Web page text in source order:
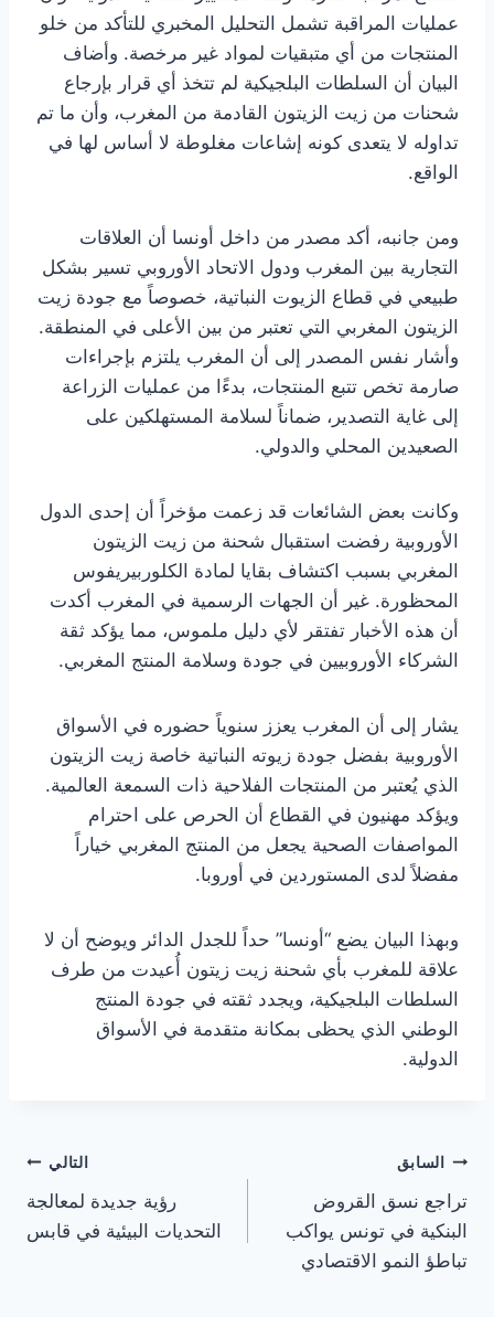
عمليات المراقبة تشمل التحليل المخبري للتأكد من خلو
المنتجات من أي متبقيات لمواد غير مرخصة. وأضاف
البيان أن السلطات البلجيكية لم تتخذ أي قرار بإرجاع
شحنات من زيت الزيتون القادمة من المغرب، وأن ما تم
تداوله لا يتعدى كونه إشاعات مغلوطة لا أساس لها في
الواقع.
ومن جانبه، أكد مصدر من داخل أونسا أن العلاقات
التجارية بين المغرب ودول الاتحاد الأوروبي تسير بشكل
طبيعي في قطاع الزيوت النباتية، خصوصاً مع جودة زيت
الزيتون المغربي التي تعتبر من بين الأعلى في المنطقة.
وأشار نفس المصدر إلى أن المغرب يلتزم بإجراءات
صارمة تخص تتبع المنتجات، بدءًا من عمليات الزراعة
إلى غاية التصدير، ضماناً لسلامة المستهلكين على
الصعيدين المحلي والدولي.
وكانت بعض الشائعات قد زعمت مؤخراً أن إحدى الدول
الأوروبية رفضت استقبال شحنة من زيت الزيتون
المغربي بسبب اكتشاف بقايا لمادة الكلوربيريفوس
المحظورة. غير أن الجهات الرسمية في المغرب أكدت
أن هذه الأخبار تفتقر لأي دليل ملموس، مما يؤكد ثقة
الشركاء الأوروبيين في جودة وسلامة المنتج المغربي.
يشار إلى أن المغرب يعزز سنوياً حضوره في الأسواق
الأوروبية بفضل جودة زيوته النباتية خاصة زيت الزيتون
الذي يُعتبر من المنتجات الفلاحية ذات السمعة العالمية.
ويؤكد مهنيون في القطاع أن الحرص على احترام
المواصفات الصحية يجعل من المنتج المغربي خياراً
مفضلاً لدى المستوردين في أوروبا.
وبهذا البيان يضع “أونسا” حداً للجدل الدائر ويوضح أن لا
علاقة للمغرب بأي شحنة زيت زيتون أُعيدت من طرف
السلطات البلجيكية، ويجدد ثقته في جودة المنتج
الوطني الذي يحظى بمكانة متقدمة في الأسواق
الدولية.
تصفّح
المقالات
السابق
تراجع نسق القروض
البنكية في تونس يواكب
تباطؤ النمو الاقتصادي
التالي
رؤية جديدة لمعالجة
التحديات البيئية في قابس